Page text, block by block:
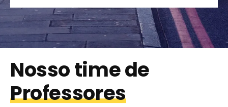
Nosso time de
Professores